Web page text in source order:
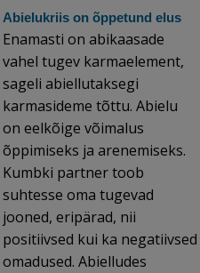
Abielukriis on õppetund elus
Enamasti on abikaasade
vahel tugev karmaelement,
sageli abiellutaksegi
karmasideme tõttu. Abielu
on eelkõige võimalus
õppimiseks ja arenemiseks.
Kumbki partner toob
suhtesse oma tugevad
jooned, eripärad, nii
positiivsed kui ka negatiivsed
omadused. Abielludes